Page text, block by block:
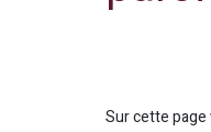
Sur cette